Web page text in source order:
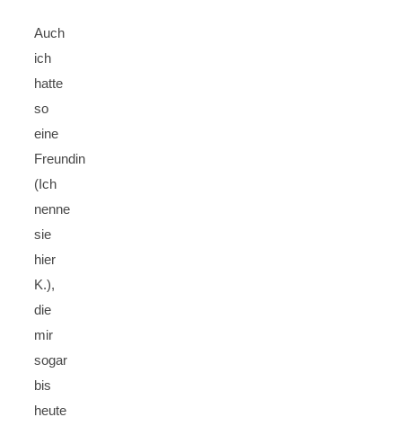
Auch
ich
hatte
so
eine
Freundin
(Ich
nenne
sie
hier
K.),
die
mir
sogar
bis
heute